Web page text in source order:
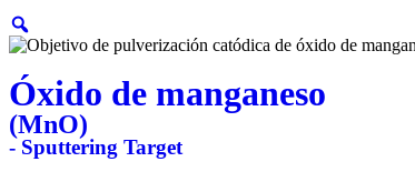
Óxido de manganeso
(MnO)
- Sputtering Target